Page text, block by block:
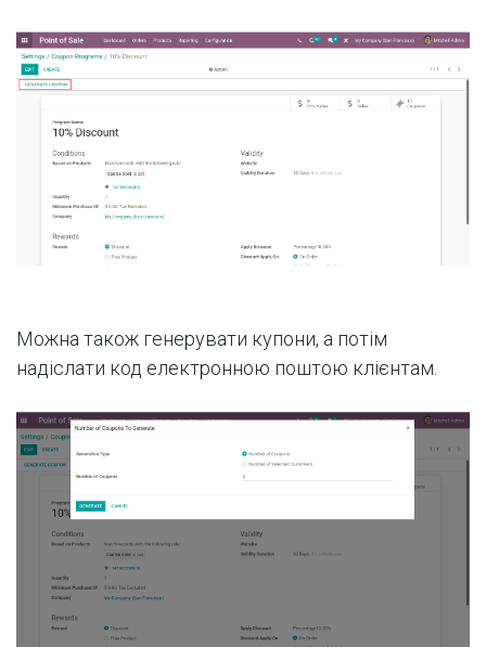
Можна також генерувати купони, а потім
надіслати код електронною поштою клієнтам.